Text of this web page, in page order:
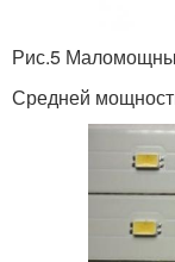
Рис.5
Средней